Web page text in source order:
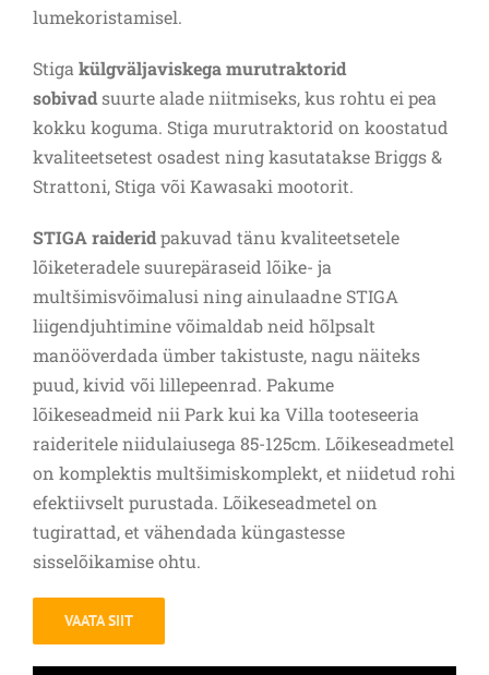
lumekoristamisel.
Stiga külgväljaviskega murutraktorid
sobivadsuurte alade niitmiseks, kus rohtu ei pea
kokku koguma. Stiga murutraktorid on koostatud
kvaliteetsetest osadest ning kasutatakse Briggs &
Strattoni, Stiga või Kawasaki mootorit.
STIGA raideridpakuvad tänu kvaliteetsetele
lõiketeradele suurepäraseid lõike- ja
multšimisvõimalusi ning ainulaadne STIGA
liigendjuhtimine võimaldab neid hõlpsalt
manööverdada ümber takistuste, nagu näiteks
puud, kivid või lillepeenrad. Pakume
lõikeseadmeid nii Park kui ka Villa tooteseeria
raideritele niidulaiusega 85-125cm. Lõikeseadmetel
on komplektis multšimiskomplekt, et niidetud rohi
efektiivselt purustada. Lõikeseadmetel on
tugirattad, et vähendada küngastesse
sisselõikamise ohtu.
VAATA SIIT